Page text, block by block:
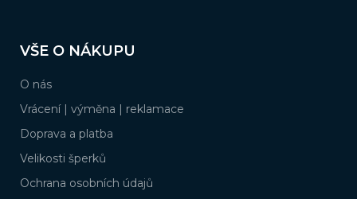
pVŠE O NÁKUPU
O nás
Vrácení | výměna | reklamace
Doprava a platba
Velikosti šperků
Ochrana osobních údajů